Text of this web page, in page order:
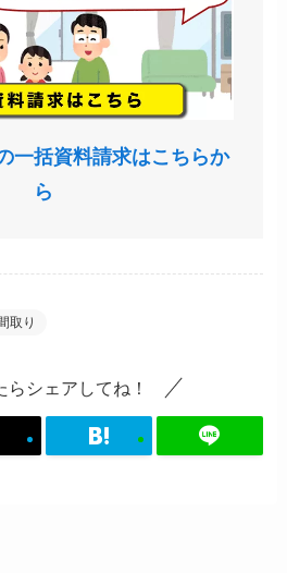
一括資料請求はこちらか
ら
取り
らシェアしてね！